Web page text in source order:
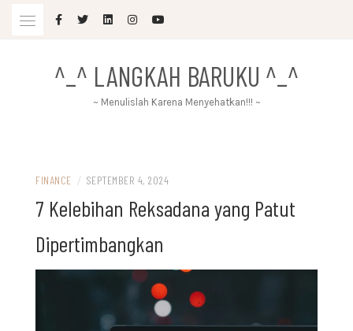
^_^ LANGKAH BARUKU ^_^
~ Menulislah Karena Menyehatkan!!! ~
FINANCE / SEPTEMBER 4, 2024
7 Kelebihan Reksadana yang Patut
Dipertimbangkan